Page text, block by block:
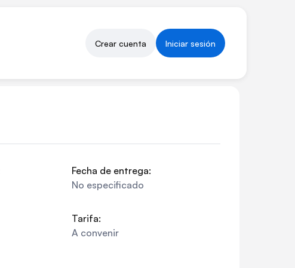
Crear cuenta Iniciar sesión
Fecha de entrega:
No especificado
Tarifa:
A convenir